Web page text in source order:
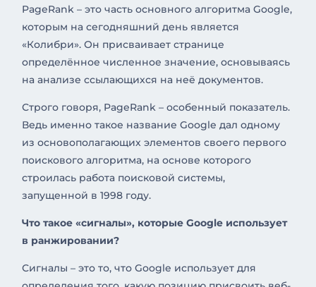
PageRank – это часть основного алгоритма Google,
которым на сегодняшний день является
«Колибри». Он присваивает странице
определённое численное значение, основываясь
на анализе ссылающихся на неё документов.
Строго говоря, PageRank – особенный показатель.
Ведь именно такое название Google дал одному
из основополагающих элементов своего первого
поискового алгоритма, на основе которого
строилась работа поисковой системы,
запущенной в 1998 году.
Что такое «сигналы», которые Google использует
в ранжировании?
Сигналы – это то, что Google использует для